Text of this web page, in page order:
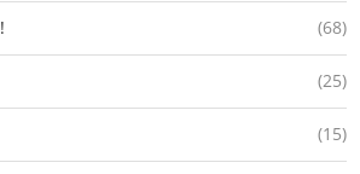
(68)
(25)
(15)